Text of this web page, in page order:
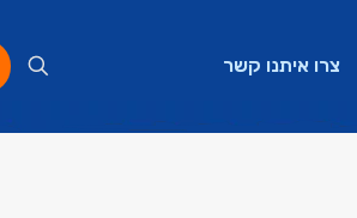
צרו איתנו קשר